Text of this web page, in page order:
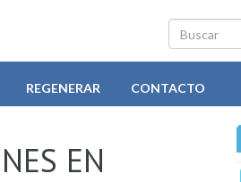
Buscar
REGENERAR CONTACTO
EN